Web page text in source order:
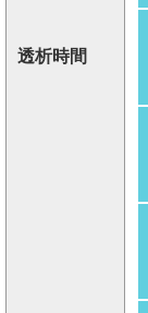
透析時間